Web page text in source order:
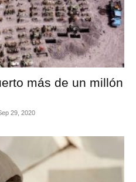
más de un millón
29, 2020